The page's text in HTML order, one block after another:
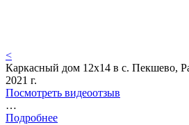
<
Каркасный дом 12х14 в с. Пекшево,
2021 г.
Посмотреть видеоотзыв
…
Подробнее